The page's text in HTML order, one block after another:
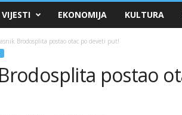
VIJESTI EKONOMIJA KULTURA
Brodosplita postao otac po deveti put!
postao